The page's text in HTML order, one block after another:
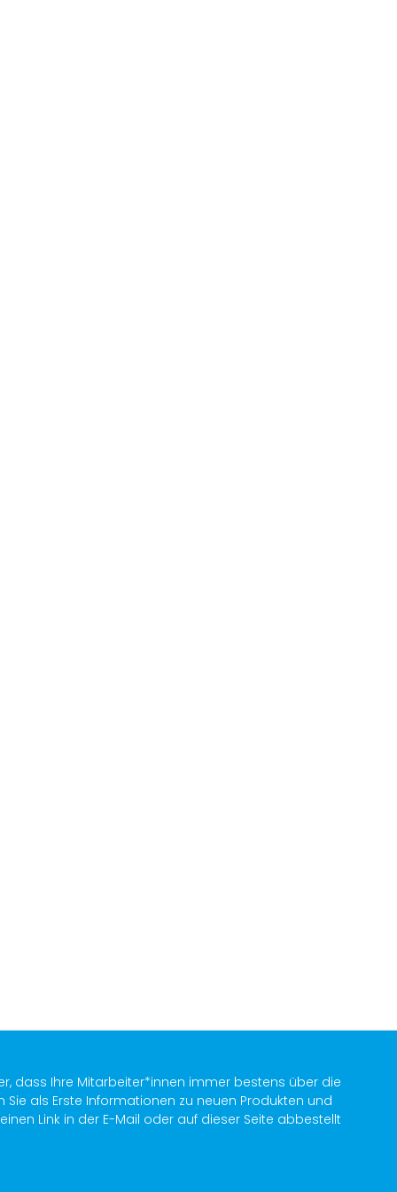
dass Ihre Mitarbeiter*innen immer bestens über die
als Erste Informationen zu neuen Produkten und
Link in der E-Mail oder auf dieser Seite abbestellt